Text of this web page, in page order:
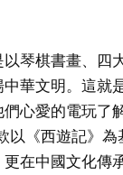
琴棋書畫、四
華文明。這就
心愛的電玩了
以《西遊記》
在中國文化傳